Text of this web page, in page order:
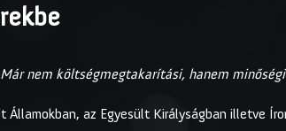
Már nem költségmegtakarítási, hanem
Államokban, az Egyesült Királyságban illetve